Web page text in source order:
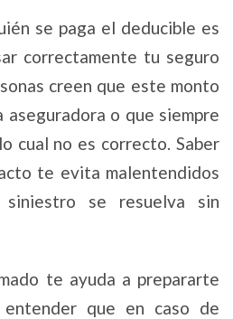
se paga el deducible es
correctamente tu seguro
creen que este monto
o que siempre
cual no es correcto. Saber
te evita malentendidos
se resuelva sin
te ayuda a prepararte
entender que en caso de